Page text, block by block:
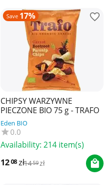
Save 17%
CHIPSY WARZYWNE
PIECZONE BIO 75 g - TRAFO
Eden BIO
0.0
Availability: 214 item(s)
1208zł1459zł